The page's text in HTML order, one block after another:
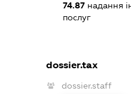
74.87 надання
послуг
dossier.tax
dossier.staff